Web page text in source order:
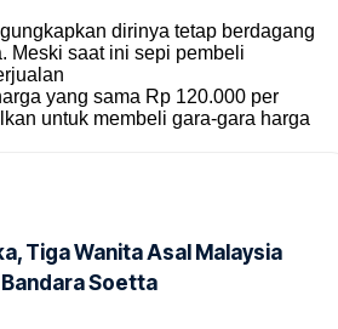
dirinya tetap berdagang
Meski saat ini sepi pembeli
yang sama Rp 120.000 per
untuk membeli gara-gara harga
Tiga Wanita Asal Malaysia
Soetta